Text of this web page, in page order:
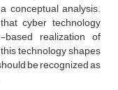
conceptual analysis.
cyber technology
realization of
technology shapes
be recognized as